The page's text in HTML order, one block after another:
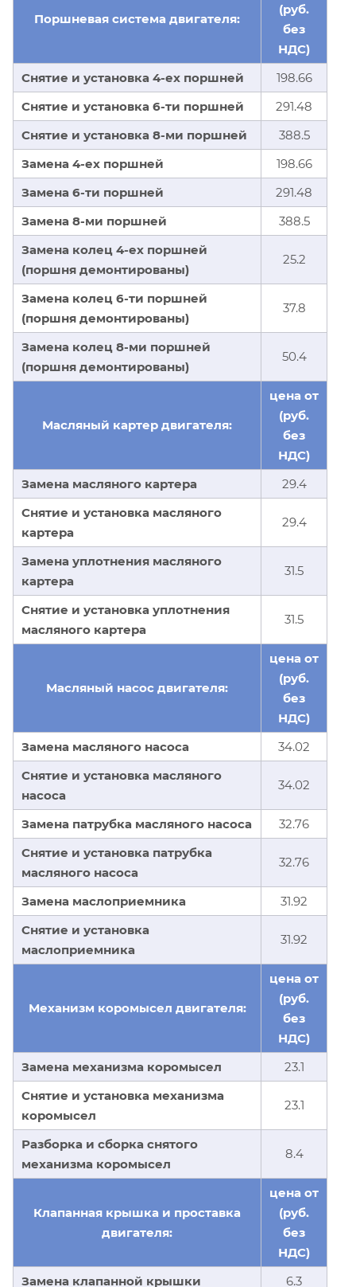
Поршневая система двигателя:
(руб.
без
НДС)
Снятие и установка 4-ех поршней
198.66
Снятие и установка 6-ти поршней
291.48
Снятие и установка 8-ми поршней
388.5
Замена 4-ех поршней
198.66
Замена 6-ти поршней
291.48
Замена 8-ми поршней
388.5
Замена колец 4-ех поршней
(поршня демонтированы)
25.2
Замена колец 6-ти поршней
(поршня демонтированы)
37.8
Замена колец 8-ми поршней
(поршня демонтированы)
50.4
Масляный картер двигателя:
цена от
(руб.
без
НДС)
Замена масляного картера
29.4
Снятие и установка масляного
картера
29.4
Замена уплотнения масляного
картера
31.5
Снятие и установка уплотнения
масляного картера
31.5
Масляный насос двигателя:
цена от
(руб.
без
НДС)
Замена масляного насоса
34.02
Снятие и установка масляного
насоса
34.02
Замена патрубка масляного насоса
32.76
Снятие и установка патрубка
масляного насоса
32.76
Замена маслоприемника
31.92
Снятие и установка
маслоприемника
31.92
Механизм коромысел двигателя:
цена от
(руб.
без
НДС)
Замена механизма коромысел
23.1
Снятие и установка механизма
коромысел
23.1
Разборка и сборка снятого
механизма коромысел
8.4
Клапанная крышка и проставка
двигателя:
цена от
(руб.
без
НДС)
Замена клапанной крышки
6.3